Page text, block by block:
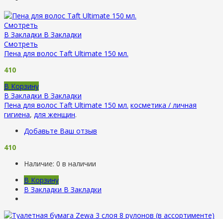
Смотреть
В Закладки В Закладки
Смотреть
Пена для волос Taft Ultimate 150 мл.
410
В Корзину
В Закладки В Закладки
Пена для волос Taft Ultimate 150 мл. косметика / личная
гигиена, для женщин.
Добавьте Ваш отзыв
410
Наличие: 0 в наличии
В Корзину
В Закладки В Закладки